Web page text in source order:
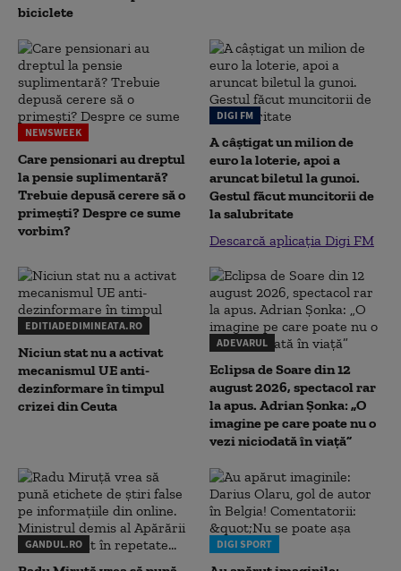
biciclete
NEWSWEEK
Care pensionari au dreptul
la pensie suplimentară?
Trebuie depusă cerere să o
primești? Despre ce sume
vorbim?
DIGI FM
A câștigat un milion de
euro la loterie, apoi a
aruncat biletul la gunoi.
Gestul făcut muncitorii de
la salubritate
Descarcă aplicația Digi FM
EDITIADEDIMINEATA.RO
Niciun stat nu a activat
mecanismul UE anti-
dezinformare în timpul
crizei din Ceuta
ADEVARUL
Eclipsa de Soare din 12
august 2026, spectacol rar
la apus. Adrian Șonka: „O
imagine pe care poate nu o
vezi niciodată în viață”
GANDUL.RO DIGI SPORT